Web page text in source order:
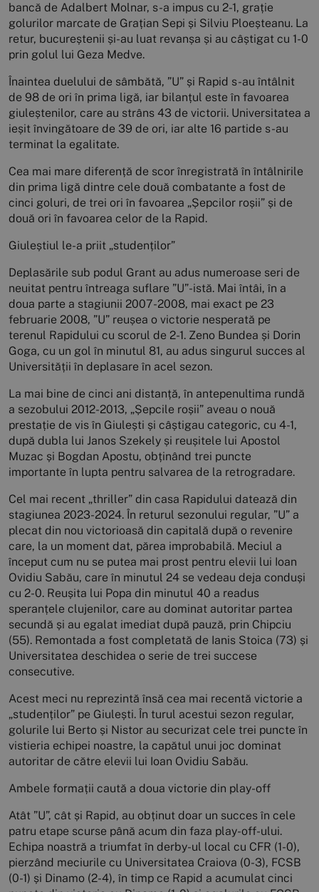
bancă de Adalbert Molnar, s-a impus cu 2-1, grație
golurilor marcate de Grațian Sepi și Silviu Ploeșteanu. La
retur, bucureștenii și-au luat revanșa și au câștigat cu 1-0
prin golul lui Geza Medve.
Înaintea duelului de sâmbătă, ”U” și Rapid s-au întâlnit
de 98 de ori în prima ligă, iar bilanțul este în favoarea
giuleștenilor, care au strâns 43 de victorii. Universitatea a
ieșit învingătoare de 39 de ori, iar alte 16 partide s-au
terminat la egalitate.
Cea mai mare diferență de scor înregistrată în întâlnirile
din prima ligă dintre cele două combatante a fost de
cinci goluri, de trei ori în favoarea „Șepcilor roșii” și de
două ori în favoarea celor de la Rapid.
Giuleștiul le-a priit „studenților”
Deplasările sub podul Grant au adus numeroase seri de
neuitat pentru întreaga suflare ”U”-istă. Mai întâi, în a
doua parte a stagiunii 2007-2008, mai exact pe 23
februarie 2008, ”U” reușea o victorie nesperată pe
terenul Rapidului cu scorul de 2-1. Zeno Bundea și Dorin
Goga, cu un gol în minutul 81, au adus singurul succes al
Universității în deplasare în acel sezon.
La mai bine de cinci ani distanță, în antepenultima rundă
a sezobului 2012-2013, „Șepcile roșii” aveau o nouă
prestație de vis în Giulești și câștigau categoric, cu 4-1,
după dubla lui Janos Szekely și reușitele lui Apostol
Muzac și Bogdan Apostu, obținând trei puncte
importante în lupta pentru salvarea de la retrogradare.
Cel mai recent „thriller” din casa Rapidului datează din
stagiunea 2023-2024. În returul sezonului regular, ”U” a
plecat din nou victorioasă din capitală după o revenire
care, la un moment dat, părea improbabilă. Meciul a
început cum nu se putea mai prost pentru elevii lui Ioan
Ovidiu Sabău, care în minutul 24 se vedeau deja conduși
cu 2-0. Reușita lui Popa din minutul 40 a readus
speranțele clujenilor, care au dominat autoritar partea
secundă și au egalat imediat după pauză, prin Chipciu
(55). Remontada a fost completată de Ianis Stoica (73) și
Universitatea deschidea o serie de trei succese
consecutive.
Acest meci nu reprezintă însă cea mai recentă victorie a
„studenților” pe Giulești. În turul acestui sezon regular,
golurile lui Berto și Nistor au securizat cele trei puncte în
vistieria echipei noastre, la capătul unui joc dominat
autoritar de către elevii lui Ioan Ovidiu Sabău.
Ambele formații caută a doua victorie din play-off
Atât ”U”, cât și Rapid, au obținut doar un succes în cele
patru etape scurse până acum din faza play-off-ului.
Echipa noastră a triumfat în derby-ul local cu CFR (1-0),
pierzând meciurile cu Universitatea Craiova (0-3), FCSB
(0-1) și Dinamo (2-4), în timp ce Rapid a acumulat cinci